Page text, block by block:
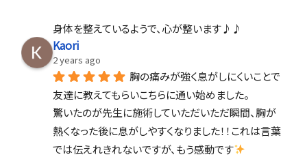
身体を整えているようで、心が整います♪♪
Kaori
2 years ago
胸の痛みが強く息がしにくいことで
友達に教えてもらいこちらに通い始めました。
驚いたのが先生に施術していただいただ瞬間、胸が
熱くなった後に息がしやすくなりました！！これは言葉
では伝えれきれないですが、もう感動です